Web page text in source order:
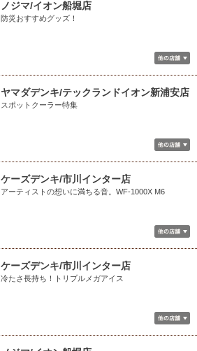
ノジマ/イオン船堀店
防災おすすめグッズ！
ヤマダデンキ/テックランドイオン新浦安店
スポットクーラー特集
ケーズデンキ/市川インター店
アーティストの想いに満ちる音。WF-1000X M6
ケーズデンキ/市川インター店
冷たさ長持ち！トリプルメガアイス